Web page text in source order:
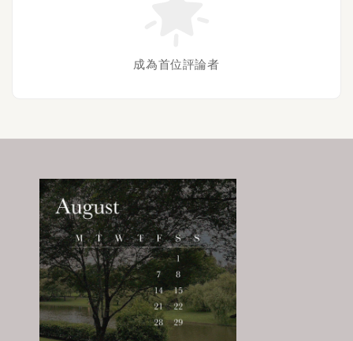
成為首位評論者